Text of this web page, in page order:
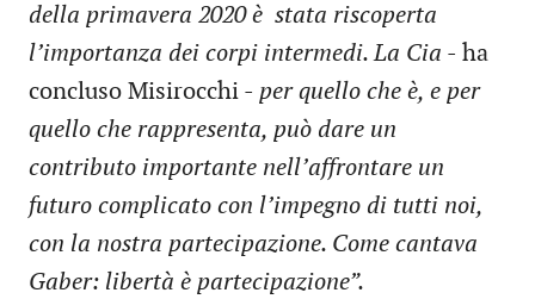
della primavera 2020 è stata riscoperta
l’importanza dei corpi intermedi. La Cia - ha
concluso Misirocchi - per quello che è, e per
quello che rappresenta, può dare un
contributo importante nell’affrontare un
futuro complicato con l’impegno di tutti noi,
con la nostra partecipazione. Come cantava
Gaber: libertà è partecipazione”.